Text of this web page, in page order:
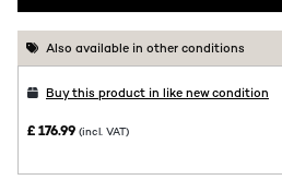
Also available in other conditions
Buy this product in like new condition
£ 176.99 (incl. VAT)